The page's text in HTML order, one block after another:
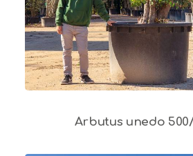
Arbutus unedo 500/